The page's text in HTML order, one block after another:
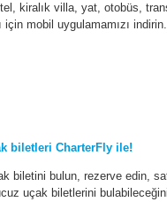
kiralık villa, yat, otobüs,
için mobil uygulamamızı indirin.
biletleri CharterFly ile!
biletini bulun, rezerve edin,
uçak biletlerini